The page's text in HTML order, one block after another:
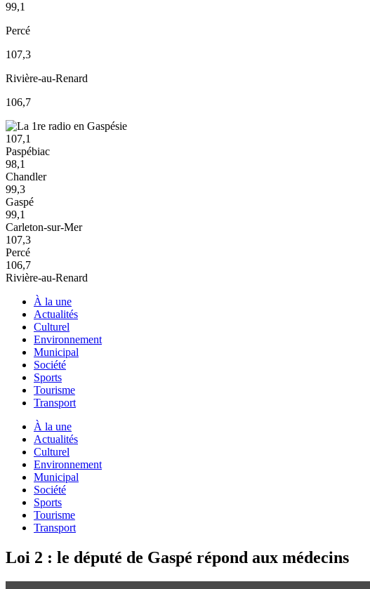
99,1
Percé
107,3
Rivière-au-Renard
106,7
107,1
Paspébiac
98,1
Chandler
99,3
Gaspé
99,1
Carleton-sur-Mer
107,3
Percé
106,7
Rivière-au-Renard
À la une
Actualités
Culturel
Environnement
Municipal
Société
Sports
Tourisme
Transport
À la une
Actualités
Culturel
Environnement
Municipal
Société
Sports
Tourisme
Transport
Loi 2 : le député de Gaspé répond aux médecins